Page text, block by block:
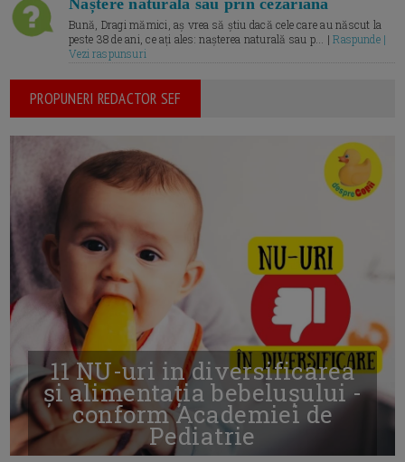
Bună, Dragi mămici, aș vrea să știu dacă cele care au născut la
peste 38 de ani, ce ați ales: nașterea naturală sau p... |Raspunde |
Vezi raspunsuri
PROPUNERI REDACTOR SEF
11 NU-uri in diversificarea
și alimentația bebelușului -
conform Academiei de
Pediatrie